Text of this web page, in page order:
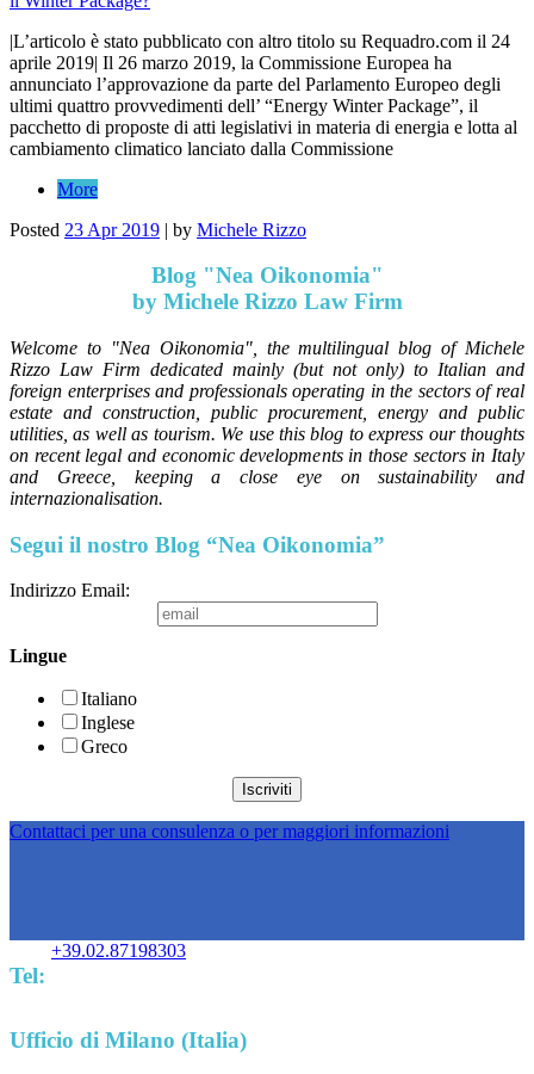
|L’articolo è stato pubblicato con altro titolo su Requadro.com il 24
aprile 2019| Il 26 marzo 2019, la Commissione Europea ha
annunciato l’approvazione da parte del Parlamento Europeo degli
ultimi quattro provvedimenti dell’ “Energy Winter Package”, il
pacchetto di proposte di atti legislativi in materia di energia e lotta al
cambiamento climatico lanciato dalla Commissione
More
Posted 23 Apr 2019 | by Michele Rizzo
Blog "Nea Oikonomia"
by Michele Rizzo Law Firm
Welcome to "Nea Oikonomia", the multilingual blog of Michele
Rizzo Law Firm dedicated mainly (but not only) to Italian and
foreign enterprises and professionals operating in the sectors of real
estate and construction, public procurement, energy and public
utilities, as well as tourism. We use this blog to express our thoughts
on recent legal and economic developments in those sectors in Italy
and Greece, keeping a close eye on sustainability and
internazionalisation.
Segui il nostro Blog “Nea Oikonomia”
Indirizzo Email:
Lingue
Italiano
Inglese
Greco
Contattaci per una consulenza o per maggiori informazioni
Tel:
+39.02.87198303
Ufficio di Milano (Italia)